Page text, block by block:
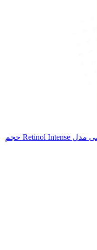
کرم دور چشم رتینول سام بای می مدل Retinol Intense حجم